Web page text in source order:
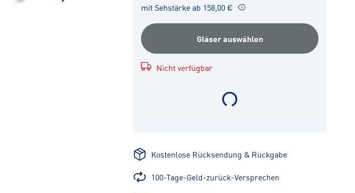
mit Sehstärke ab 158,00 €
Gläser auswählen
Nicht verfügbar
Kostenlose Rücksendung & Rückgabe
100-Tage-Geld-zurück-Versprechen